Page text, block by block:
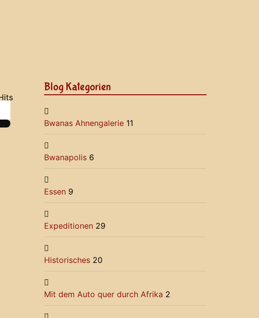
Blog Kategorien
Bwanas Ahnengalerie 11
Bwanapolis 6
Essen 9
Expeditionen 29
Historisches 20
Mit dem Auto quer durch Afrika 2